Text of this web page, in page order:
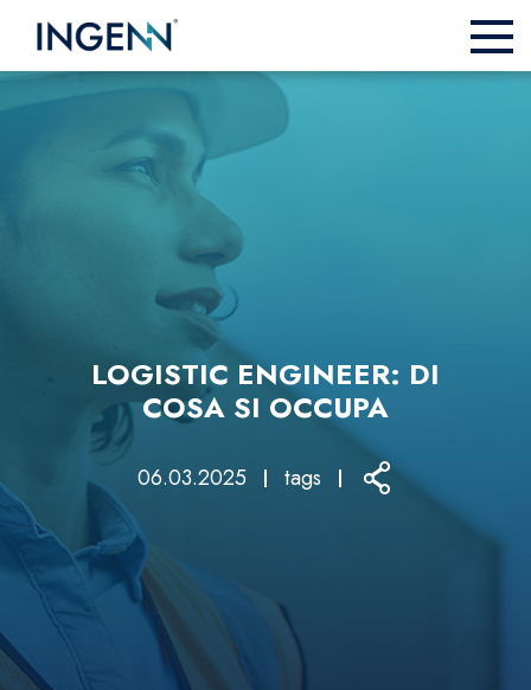
LOGISTIC ENGINEER: DI
COSA SI OCCUPA
06.03.2025 tags